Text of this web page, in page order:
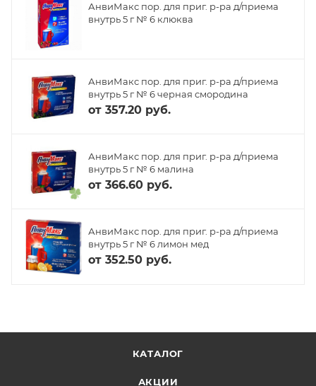
АнвиМакс пор. для приг. р-ра д/приема
внутрь 5 г № 6 клюква
АнвиМакс пор. для приг. р-ра д/приема
внутрь 5 г № 6 черная смородина
от 357.20 руб.
АнвиМакс пор. для приг. р-ра д/приема
внутрь 5 г № 6 малина
от 366.60 руб.
АнвиМакс пор. для приг. р-ра д/приема
внутрь 5 г № 6 лимон мед
от 352.50 руб.
КАТАЛОГ
АКЦИИ